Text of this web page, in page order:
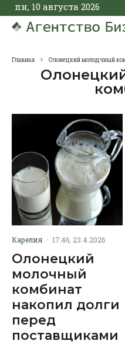
пн, 10 августа 2026
Главная Олонецкий молодчный
Карелия · 17:46, 23.4.2026
Олонецкий
молочный
комбинат
накопил долги
перед
поставщиками